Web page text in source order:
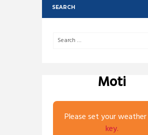
SEARCH
Moti
Please set your weather
key.